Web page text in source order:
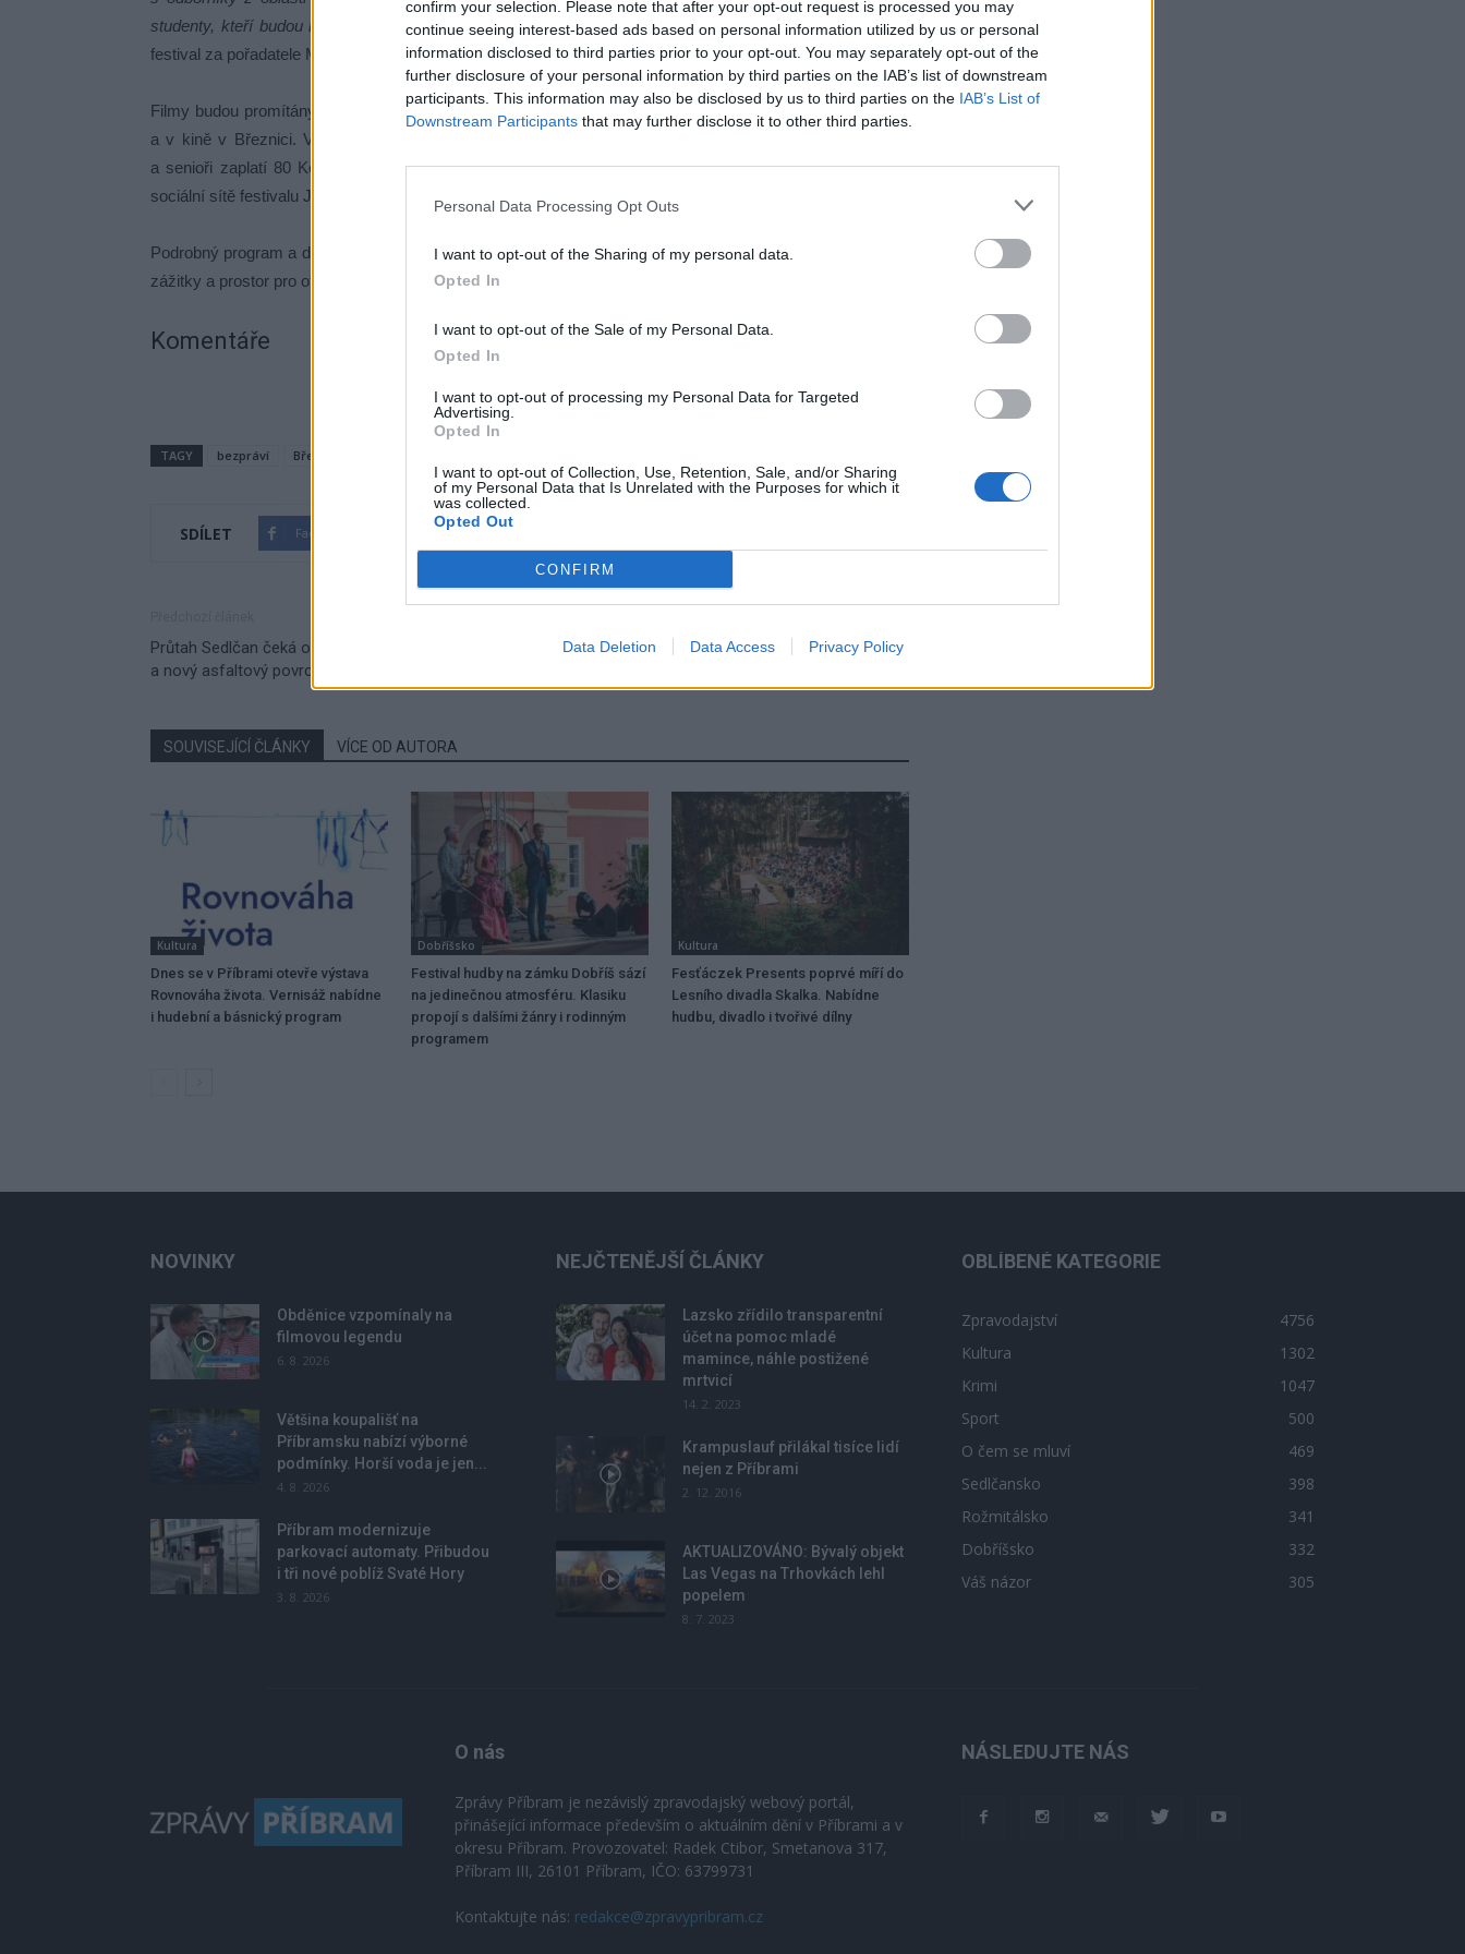
confirm your selection. Please note that after your opt-out request is processed you may
continue seeing interest-based ads based on personal information utilized by us or personal
information disclosed to third parties prior to your opt-out. You may separately opt-out of the
further disclosure of your personal information by third parties on the IAB’s list of downstream
participants. This information may also be disclosed by us to third parties on the IAB’s List of
Downstream Participants that may further disclose it to other third parties.
Personal Data Processing Opt Outs
I want to opt-out of the Sharing of my personal data.
Opted In
I want to opt-out of the Sale of my Personal Data.
Opted In
I want to opt-out of processing my Personal Data for Targeted
Advertising.
Opted In
I want to opt-out of Collection, Use, Retention, Sale, and/or Sharing
of my Personal Data that Is Unrelated with the Purposes for which it
was collected.
Opted Out
CONFIRM
Data Deletion Data Access Privacy Policy
studenty, kteří budou mít možnost diskutovat s experty a obohatit si výuku o nové perspektivy,“zve na
festival za pořadatele Martin Čermák.
Filmy budou promítány na několika místech: v Junior Klubu, kavárně Pavilon A, Galerii Františka Drtikola
a v kině v Březnici. Vstupenky budou k dostání přímo na místě – základní cena činí 100 Kč, studenti
a senioři zaplatí 80 Kč. Rezervace míst je možná na e-mailujedensvet.pribram@gmail.comnebo přes
sociální sítě festivalu Jeden svět Příbram.
Podrobný program a další informace naleznete na webujedensvet.cz/pribram. Festival slibuje silné filmové
zážitky a prostor pro otevřenou diskuzi o důležitých tématech.
Komentáře
TAGY bezpráví Březnice
SDÍLET Facebook Twitter
Průtah Sedlčan čeká oprava, dvoudenní uzavírka
a nový asfaltový povrch
Kraj podpoří venkovské obchody, v programu
SOUVISEJÍCÍ ČLÁNKY VÍCE OD AUTORA
Kultura
Dnes se v Příbrami otevře výstava
Rovnováha života. Vernisáž nabídne
i hudební a básnický program
Dobříšsko
Festival hudby na zámku Dobříš sází
na jedinečnou atmosféru. Klasiku
propojí s dalšími žánry i rodinným
programem
Kultura
Fesťáczek Presents poprvé míří do
Lesního divadla Skalka. Nabídne
hudbu, divadlo i tvořivé dílny
NOVINKY
Obděnice vzpomínaly na
filmovou legendu
6. 8. 2026
Většina koupališť na
Příbramsku nabízí výborné
podmínky. Horší voda je jen...
4. 8. 2026
Příbram modernizuje
parkovací automaty. Přibudou
i tři nové poblíž Svaté Hory
3. 8. 2026
NEJČTENĚJŠÍ ČLÁNKY
Lazsko zřídilo transparentní
účet na pomoc mladé
mamince, náhle postižené
mrtvicí
14. 2. 2023
Krampuslauf přilákal tisíce lidí
nejen z Příbrami
2. 12. 2016
AKTUALIZOVÁNO: Bývalý objekt
Las Vegas na Trhovkách lehl
popelem
8. 7. 2023
OBLÍBENÉ KATEGORIE
Zpravodajství
4756
Kultura
1302
Krimi
1047
Sport
500
O čem se mluví
469
Sedlčansko
398
Rožmitálsko
341
Dobříšsko
332
Váš názor
305
O nás
Zprávy Příbram je nezávislý zpravodajský webový portál,
přinášející informace především o aktuálním dění v Příbrami a v
okresu Příbram. Provozovatel: Radek Ctibor, Smetanova 317,
Příbram III, 26101 Příbram, IČO: 63799731
Kontaktujte nás: redakce@zpravypribram.cz
NÁSLEDUJTE NÁS